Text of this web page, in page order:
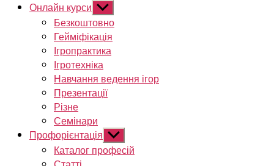
Онлайн курси Показати
підменю
Безкоштовно
Гейміфікація
Ігропрактика
Ігротехніка
Навчання ведення ігор
Презентації
Різне
Семінари
Профорієнтація Показати
підменю
Каталог професій